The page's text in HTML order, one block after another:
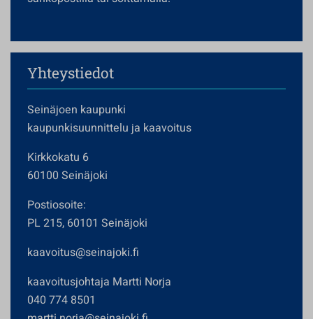
Yhteystiedot
Seinäjoen kaupunki
kaupunkisuunnittelu ja kaavoitus
Kirkkokatu 6
60100 Seinäjoki
Postiosoite:
PL 215, 60101 Seinäjoki
kaavoitus@seinajoki.fi
kaavoitusjohtaja Martti Norja
040 774 8501